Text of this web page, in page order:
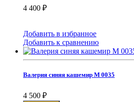
4 400 ₽
Добавить в избранное
Добавить к сравнению
Валерия синяя кашемир М 0035
4 500 ₽